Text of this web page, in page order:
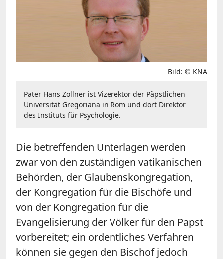
Bild: © KNA
Pater Hans Zollner ist Vizerektor der Päpstlichen
Universität Gregoriana in Rom und dort Direktor
des Instituts für Psychologie.
Die betreffenden Unterlagen werden
zwar von den zuständigen vatikanischen
Behörden, der Glaubenskongregation,
der Kongregation für die Bischöfe und
von der Kongregation für die
Evangelisierung der Völker für den Papst
vorbereitet; ein ordentliches Verfahren
können sie gegen den Bischof jedoch